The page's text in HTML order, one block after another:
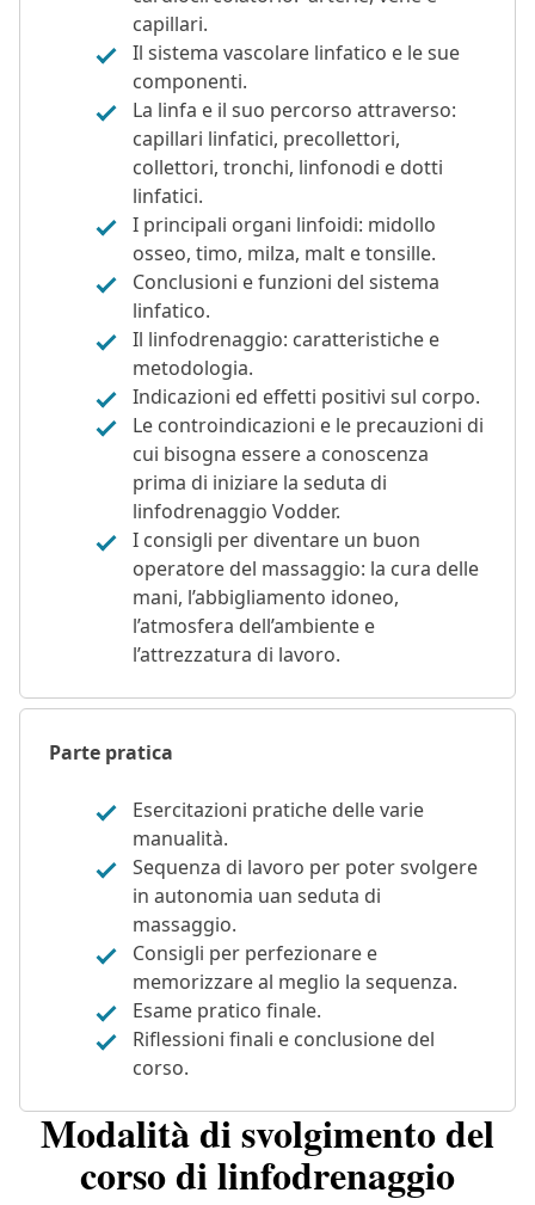
capillari.
Il sistema vascolare linfatico e le sue
componenti.
La linfa e il suo percorso attraverso:
capillari linfatici, precollettori,
collettori, tronchi, linfonodi e dotti
linfatici.
I principali organi linfoidi: midollo
osseo, timo, milza, malt e tonsille.
Conclusioni e funzioni del sistema
linfatico.
Il linfodrenaggio: caratteristiche e
metodologia.
Indicazioni ed effetti positivi sul corpo.
Le controindicazioni e le precauzioni di
cui bisogna essere a conoscenza
prima di iniziare la seduta di
linfodrenaggio Vodder.
I consigli per diventare un buon
operatore del massaggio: la cura delle
mani, l’abbigliamento idoneo,
l’atmosfera dell’ambiente e
l’attrezzatura di lavoro.
Parte pratica
Esercitazioni pratiche delle varie
manualità.
Sequenza di lavoro per poter svolgere
in autonomia uan seduta di
massaggio.
Consigli per perfezionare e
memorizzare al meglio la sequenza.
Esame pratico finale.
Riflessioni finali e conclusione del
corso.
Modalità di svolgimento del
corso di linfodrenaggio